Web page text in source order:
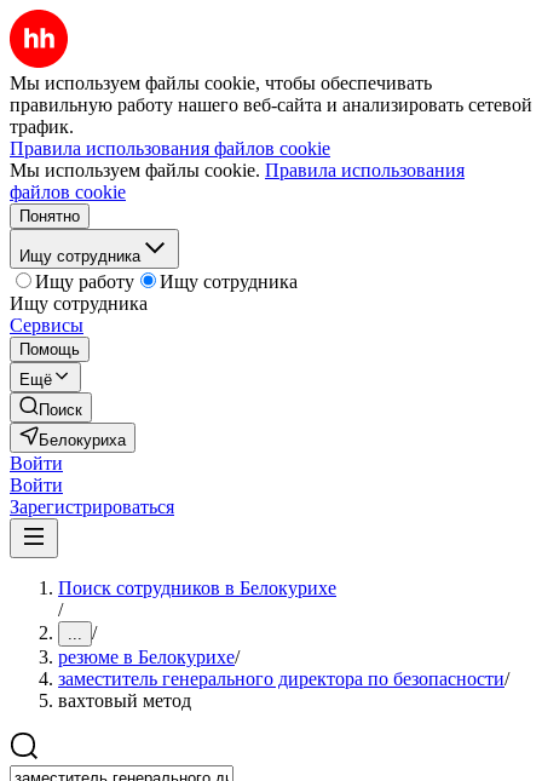
Мы используем файлы cookie, чтобы обеспечивать
правильную работу нашего веб-сайта и анализировать сетевой
трафик.
Правила использования файлов cookie
Мы используем файлы cookie. Правила использования
файлов cookie
Понятно
Ищу сотрудника
Ищу работу
Ищу сотрудника
Ищу сотрудника
Сервисы
Помощь
Ещё
Поиск
Белокуриха
Войти
Войти
Зарегистрироваться
Поиск сотрудников в Белокурихе
/
... /
резюме в Белокурихе/
заместитель генерального директора по безопасности/
вахтовый метод